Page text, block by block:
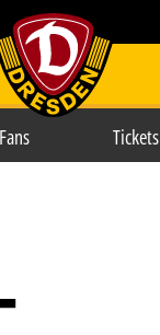
item.title
Fans Tickets